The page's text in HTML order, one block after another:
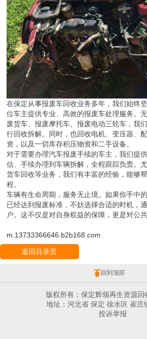
在保定从事报废车回收业务多年，我们始终
位车主提供专业、高效的报废车处理服务。
废货车、报废摩托车、报废电动三轮车，我
行回收拆解。同时，也回收电机、变压器、
资，以及一切库存积压物资和二手设备。
对于需要办理汽车报废手续的车主，我们提
估、手续办理到车辆拆解，全程跟踪负责。
货车回收等业务，我们有丰富的经验，能够
程。
车辆有生命周期，服务无止境。如果你手中
已经达到报废标准，不妨选择合适的时机，
户。这不仅是对自身权益的保障，更是对公共
m.13733366646.b2b168.com
返回目录页
回到顶部
版权所有：保定辉领再生资源回
地址：河北省 保定 徐水区 崔庄
投诉举报